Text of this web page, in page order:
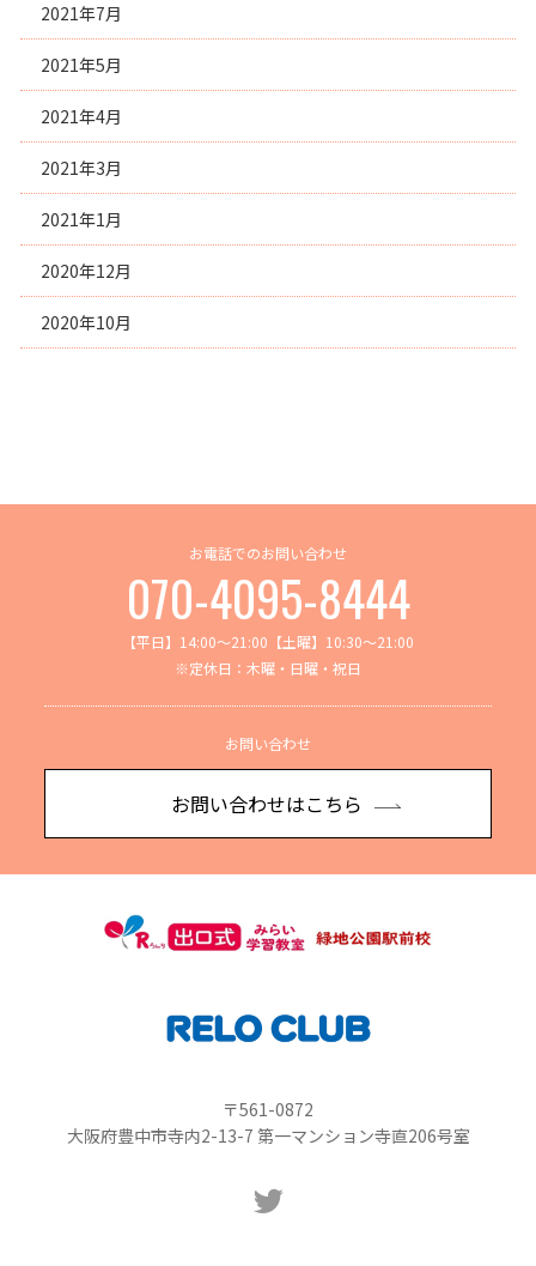
2021年7月
2021年5月
2021年4月
2021年3月
2021年1月
2020年12月
2020年10月
お電話でのお問い合わせ
070-4095-8444
【平日】14:00～21:00【土曜】10:30～21:00
※定休日：木曜・日曜・祝日
お問い合わせ
お問い合わせはこちら
〒561-0872
大阪府豊中市寺内2-13-7 第一マンション寺直206号室